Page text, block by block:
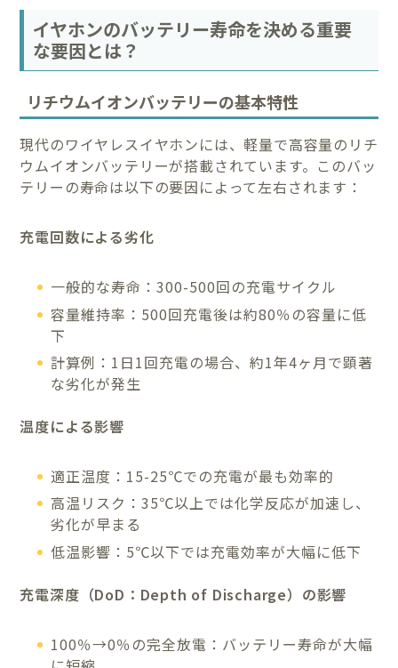
イヤホンのバッテリー寿命を決める重要
な要因とは？
リチウムイオンバッテリーの基本特性
現代のワイヤレスイヤホンには、軽量で高容量のリチ
ウムイオンバッテリーが搭載されています。このバッ
テリーの寿命は以下の要因によって左右されます：
充電回数による劣化
一般的な寿命：300-500回の充電サイクル
容量維持率：500回充電後は約80％の容量に低
下
計算例：1日1回充電の場合、約1年4ヶ月で顕著
な劣化が発生
温度による影響
適正温度：15-25℃での充電が最も効率的
高温リスク：35℃以上では化学反応が加速し、
劣化が早まる
低温影響：5℃以下では充電効率が大幅に低下
充電深度（DoD：Depth of Discharge）の影響
100％→0％の完全放電：バッテリー寿命が大幅